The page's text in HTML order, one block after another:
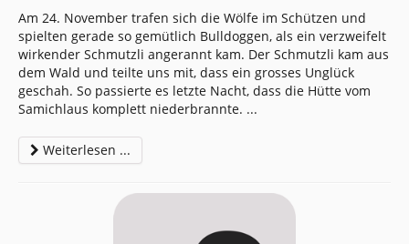
Am 24. November trafen sich die Wölfe im Schützen und
spielten gerade so gemütlich Bulldoggen, als ein verzweifelt
wirkender Schmutzli angerannt kam. Der Schmutzli kam aus
dem Wald und teilte uns mit, dass ein grosses Unglück
geschah. So passierte es letzte Nacht, dass die Hütte vom
Samichlaus komplett niederbrannte. ...
Weiterlesen ...